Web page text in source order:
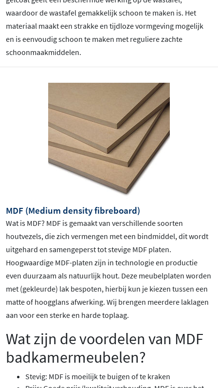
waardoor de wastafel gemakkelijk schoon te maken is. Het
materiaal maakt een strakke en tijdloze vormgeving mogelijk
en is eenvoudig schoon te maken met reguliere zachte
schoonmaakmiddelen.
MDF (Medium density fibreboard)
Wat is MDF? MDF is gemaakt van verschillende soorten
houtvezels, die zich vermengen met een bindmiddel, dit wordt
uitgehard en samengeperst tot stevige MDF platen.
Hoogwaardige MDF-platen zijn in technologie en productie
even duurzaam als natuurlijk hout. Deze meubelplaten worden
met (gekleurde) lak bespoten, hierbij kun je kiezen tussen een
matte of hoogglans afwerking. Wij brengen meerdere laklagen
aan voor een sterke en harde toplaag.
Wat zijn de voordelen van MDF
badkamermeubelen?
Stevig: MDF is moeilijk te buigen of te kraken